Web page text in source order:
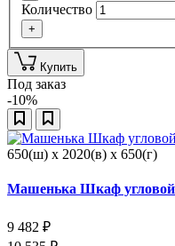
Количество
+
Купить
Под заказ
-10%
650(ш) x 2020(в) x 650(г)
Машенька Шкаф
9 482 ₽